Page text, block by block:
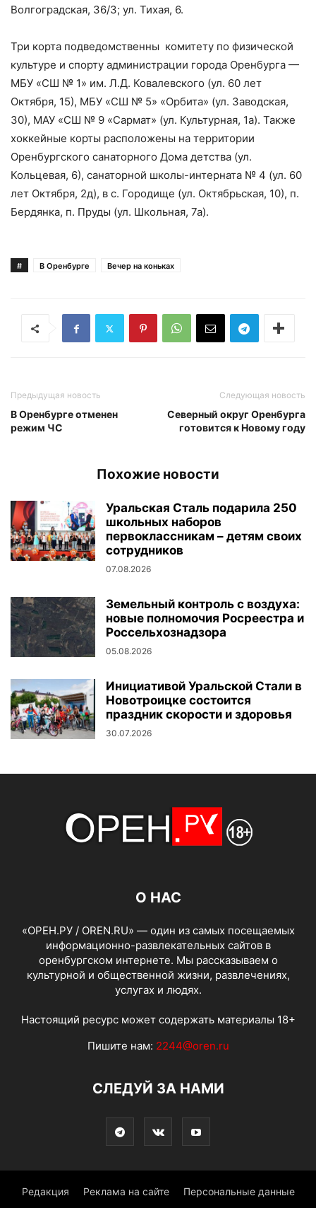
Волгоградская, 36/3; ул. Тихая, 6.
Три корта подведомственны комитету по физической
культуре и спорту администрации города Оренбурга —
МБУ «СШ № 1» им. Л.Д. Ковалевского (ул. 60 лет
Октября, 15), МБУ «СШ № 5» «Орбита» (ул. Заводская,
30), МАУ «СШ № 9 «Сармат» (ул. Культурная, 1а). Также
хоккейные корты расположены на территории
Оренбургского санаторного Дома детства (ул.
Кольцевая, 6), санаторной школы-интерната № 4 (ул. 60
лет Октября, 2д), в с. Городище (ул. Октябрьская, 10), п.
Бердянка, п. Пруды (ул. Школьная, 7а).
# В Оренбурге Вечер на коньках
Предыдущая новость
В Оренбурге отменен
режим ЧС
Следующая новость
Северный округ Оренбурга
готовится к Новому году
Похожие новости
Уральская Сталь подарила 250
школьных наборов
первоклассникам – детям своих
сотрудников
07.08.2026
Земельный контроль с воздуха:
новые полномочия Росреестра и
Россельхознадзора
05.08.2026
Инициативой Уральской Стали в
Новотроицке состоится
праздник скорости и здоровья
30.07.2026
О НАС
«ОРЕН.РУ / OREN.RU» — один из самых посещаемых
информационно-развлекательных сайтов в
оренбургском интернете. Мы рассказываем о
культурной и общественной жизни, развлечениях,
услугах и людях.
Настоящий ресурс может содержать материалы 18+
Пишите нам: 2244@oren.ru
СЛЕДУЙ ЗА НАМИ
Редакция Реклама на сайте Персональные данные